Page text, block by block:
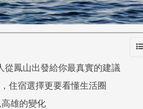
從鳳山出發給你最真實的建議
住宿選擇更要看懂生活圈
雄的變化